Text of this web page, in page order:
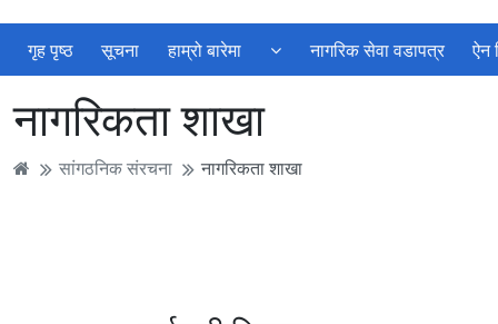
गृह पृष्ठ सूचना हाम्रो बारेमा नागरिक सेवा वडापत्र ऐन
नागरिकता शाखा
सांगठनिक संरचना नागरिकता शाखा